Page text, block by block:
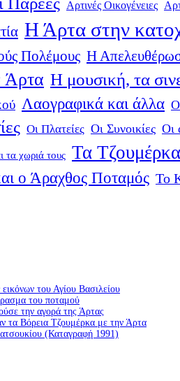
Αρτινές Οικογένειες
Η Άρτα στην
Πολέμους Η
Άρτα Η μουσική, τα
Λαογραφικά και άλλα Ο
Οι Πλατείες Οι Συνοικίες Οι
τα χωριά τους Τα
ο Άραχθος Ποταμός Το
του Αγίου Βασιλείου
του ποταμού
την αγορά της Άρτας
τα Βόρεια Τζουμέρκα με την Άρτα
(Καταγραφή 1991)